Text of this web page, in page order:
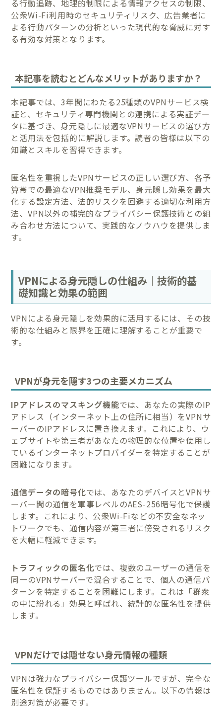
る行動追跡、地理的制限による情報アクセスの制限、
公衆Wi-Fi利用時のセキュリティリスク、広告業者に
よる行動パターンの分析といった現代的な脅威に対す
る有効な対策となります。
本記事を読むとどんなメリットがありますか？
本記事では、3年間にわたる25種類のVPNサービス検
証と、セキュリティ専門機関との連携による実証デー
タに基づき、身元隠しに最適なVPNサービスの選び方
と活用法を包括的に解説します。読者の皆様は以下の
知識とスキルを習得できます。
匿名性を重視したVPNサービスの正しい選び方、各予
算帯での最適なVPN推奨モデル、身元隠し効果を最大
化する設定方法、法的リスクを回避する適切な利用方
法、VPN以外の補完的なプライバシー保護技術との組
み合わせ方法について、実践的なノウハウを提供しま
す。
VPNによる身元隠しの仕組み｜技術的基
礎知識と効果の範囲
VPNによる身元隠しを効果的に活用するには、その技
術的な仕組みと限界を正確に理解することが重要で
す。
VPNが身元を隠す3つの主要メカニズム
IPアドレスのマスキング機能では、あなたの実際のIP
アドレス（インターネット上の住所に相当）をVPNサ
ーバーのIPアドレスに置き換えます。これにより、ウ
ェブサイトや第三者があなたの物理的な位置や使用し
ているインターネットプロバイダーを特定することが
困難になります。
通信データの暗号化では、あなたのデバイスとVPNサ
ーバー間の通信を軍事レベルのAES-256暗号化で保護
します。これにより、公衆Wi-Fiなどの不安全なネッ
トワークでも、通信内容が第三者に傍受されるリスク
を大幅に軽減できます。
トラフィックの匿名化では、複数のユーザーの通信を
同一のVPNサーバーで混合することで、個人の通信パ
ターンを特定することを困難にします。これは「群衆
の中に紛れる」効果と呼ばれ、統計的な匿名性を提供
します。
VPNだけでは隠せない身元情報の種類
VPNは強力なプライバシー保護ツールですが、完全な
匿名性を保証するものではありません。以下の情報は
別途対策が必要です。